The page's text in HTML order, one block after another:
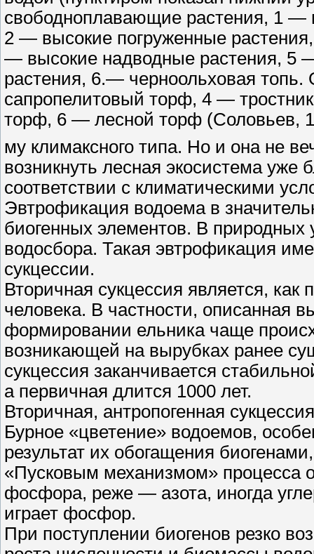
свободноплавающие растения, 1 —
2 — высокие погруженные
— высокие надводные растения, 5
растения, 6.— черноольховая
сапропелитовый торф, 4 —
торф, 6 — лесной торф (Соловьев,
му климаксного типа. Но и она не
возникнуть лесная экосистема уже
соответствии с климатическими
Эвтрофикация водоема в
биогенных элементов. В природных
водосбора. Такая эвтрофикация
сукцессии.
Вторичная сукцессия является,
человека. В частности, описанная
формировании ельника чаще
возникающей на вырубках ранее
сукцессия заканчивается
а первичная длится 1000 лет.
Вторичная, антропогенная
Бурное «цветение» водоемов,
результат их обогащения
«Пусковым механизмом» процесса
фосфора, реже — азота, иногда
играет фосфор.
При поступлении биогенов резко